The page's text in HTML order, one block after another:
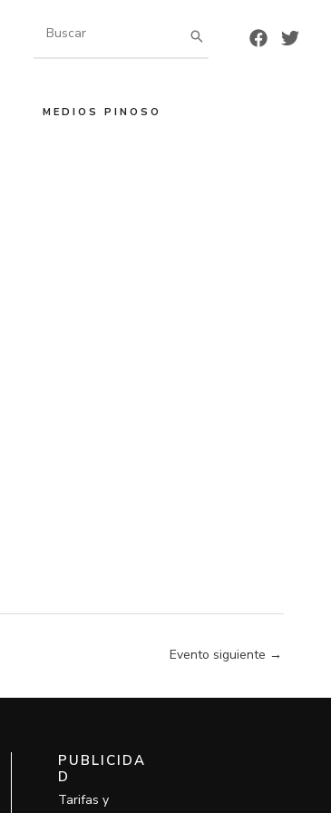
por:
MEDIOS PINOSO
Evento siguiente →
PUBLICIDA
D
Tarifas y